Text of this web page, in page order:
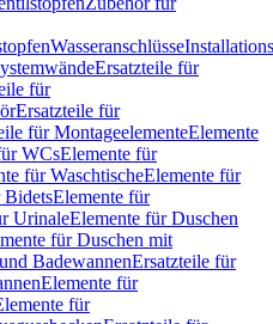
Wasseranschlüsse
Ersatzteile für
für
Ersatzteile für
für MontageelementeElemente
WCsElemente für
für WaschtischeElemente für
BidetsElemente für
UrinaleElemente für Duschen
für Duschen mit
BadewannenErsatzteile für
Elemente für
für